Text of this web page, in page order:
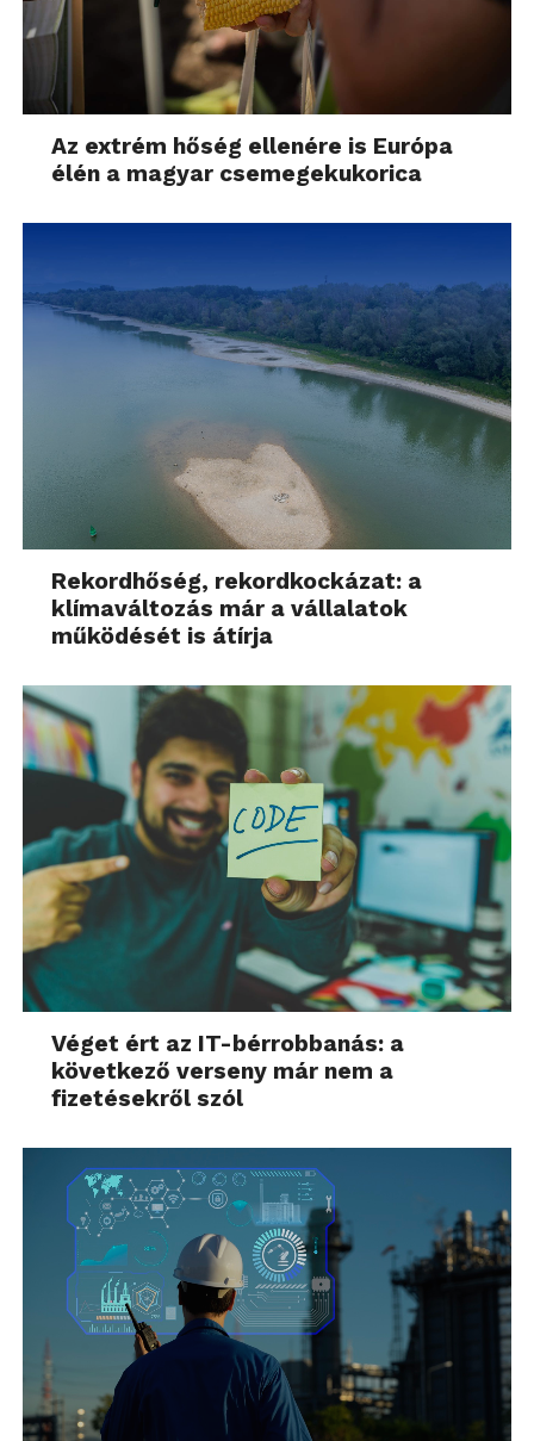
Az extrém hőség ellenére is Európa
élén a magyar csemegekukorica
Rekordhőség, rekordkockázat: a
klímaváltozás már a vállalatok
működését is átírja
Véget ért az IT-bérrobbanás: a
következő verseny már nem a
fizetésekről szól